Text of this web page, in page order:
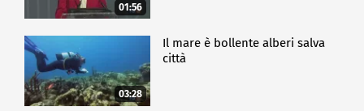
01:56
03:28
Il mare è bollente alberi salva
città